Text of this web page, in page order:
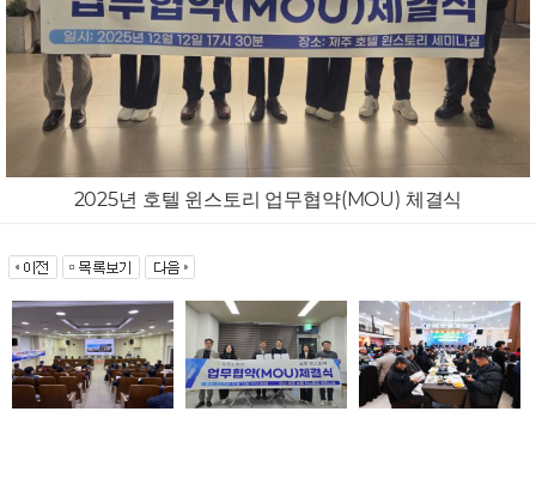
2025년 호텔 윈스토리 업무협약(MOU) 체결식